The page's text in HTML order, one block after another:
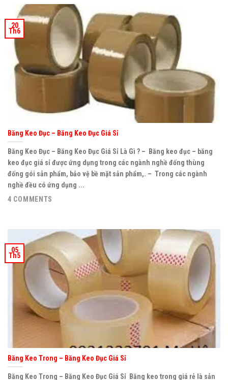
Băng Keo Đục – Băng Keo Đục Giá Sỉ
Băng Keo Đục – Băng Keo Đục Giá Sỉ Là Gì ? – Băng keo đục – băng
keo đục giá sỉ được ứng dụng trong các ngành nghề đống thùng
đống gói sản phẩm, bảo vệ bề mặt sản phẩm,. – Trong các ngành
nghề đều có ứng dụng ...
4 COMMENTS
20
Th6
Băng Keo Trong – Băng Keo Đục Giá Sỉ
Băng Keo Trong – Băng Keo Đục Giá Sỉ Băng keo trong giá rẻ là sản
05
Th5